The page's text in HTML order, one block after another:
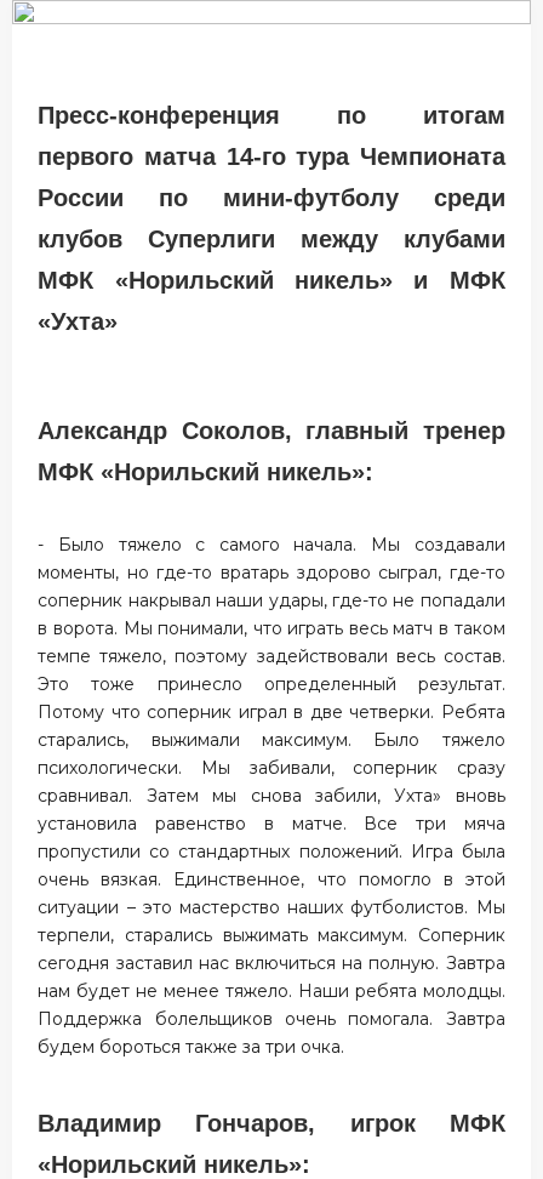
Пресс-конференция по итогам
первого матча 14-го тура Чемпионата
России по мини-футболу среди
клубов Суперлиги между клубами
МФК «Норильский никель» и МФК
«Ухта»
Александр Соколов, главный тренер
МФК «Норильский никель»:
- Было тяжело с самого начала. Мы создавали
моменты, но где-то вратарь здорово сыграл, где-то
соперник накрывал наши удары, где-то не попадали
в ворота. Мы понимали, что играть весь матч в таком
темпе тяжело, поэтому задействовали весь состав.
Это тоже принесло определенный результат.
Потому что соперник играл в две четверки. Ребята
старались, выжимали максимум. Было тяжело
психологически. Мы забивали, соперник сразу
сравнивал. Затем мы снова забили, Ухта» вновь
установила равенство в матче. Все три мяча
пропустили со стандартных положений. Игра была
очень вязкая. Единственное, что помогло в этой
ситуации – это мастерство наших футболистов. Мы
терпели, старались выжимать максимум. Соперник
сегодня заставил нас включиться на полную. Завтра
нам будет не менее тяжело. Наши ребята молодцы.
Поддержка болельщиков очень помогала. Завтра
будем бороться также за три очка.
Владимир Гончаров, игрок МФК
«Норильский никель»: